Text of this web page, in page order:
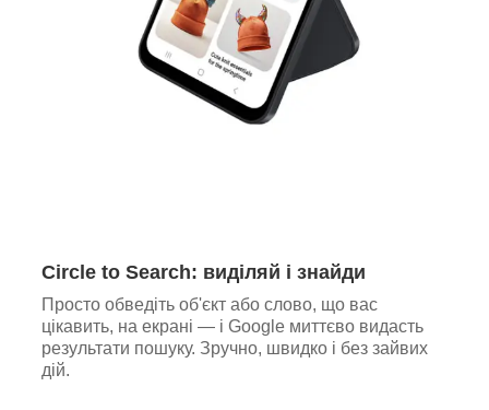
Circle to Search: виділяй і знайди
Просто обведіть об'єкт або слово, що вас
цікавить, на екрані — і Google миттєво видасть
результати пошуку. Зручно, швидко і без зайвих
дій.